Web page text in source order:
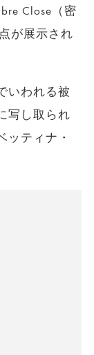
Close（密
が展示され
いわれる被
写し取られ
ッティナ・